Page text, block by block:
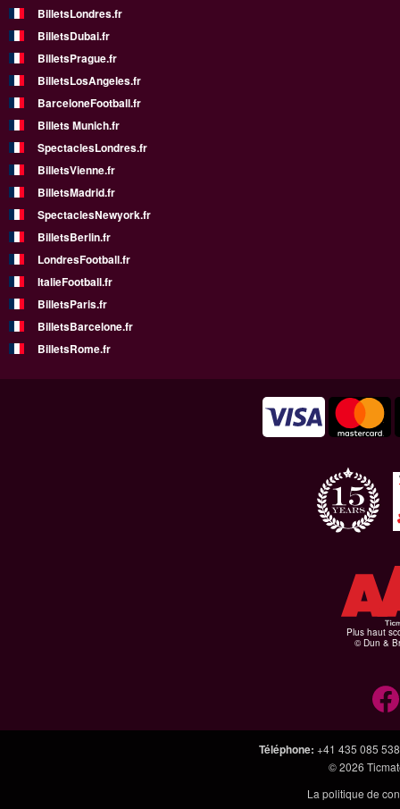
BilletsLondres.fr
BilletsDubai.fr
BilletsPrague.fr
BilletsLosAngeles.fr
BarceloneFootball.fr
Billets Munich.fr
SpectaclesLondres.fr
BilletsVienne.fr
BilletsMadrid.fr
SpectaclesNewyork.fr
BilletsBerlin.fr
LondresFootball.fr
ItalieFootball.fr
BilletsParis.fr
BilletsBarcelone.fr
BilletsRome.fr
Plus haut
© Dun &
Téléphone: +41 435 085 538
© 2026
La politique de